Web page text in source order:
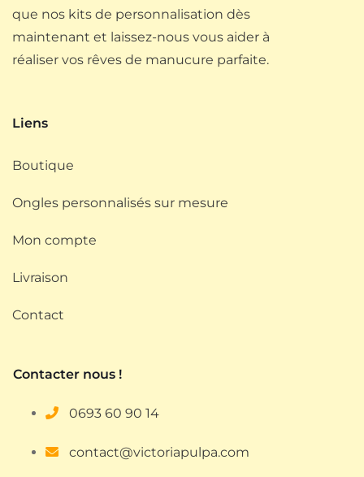
que nos kits de personnalisation dès
maintenant et laissez-nous vous aider à
réaliser vos rêves de manucure parfaite.
Liens
Boutique
Ongles personnalisés sur mesure
Mon compte
Livraison
Contact
Contacter nous !
0693 60 90 14
contact@victoriapulpa.com